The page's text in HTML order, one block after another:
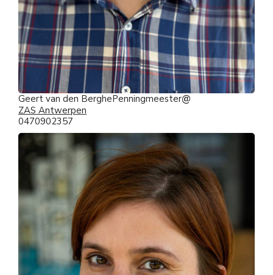
Geert van den BerghePenningmeester
ZAS Antwerpen
0470902357